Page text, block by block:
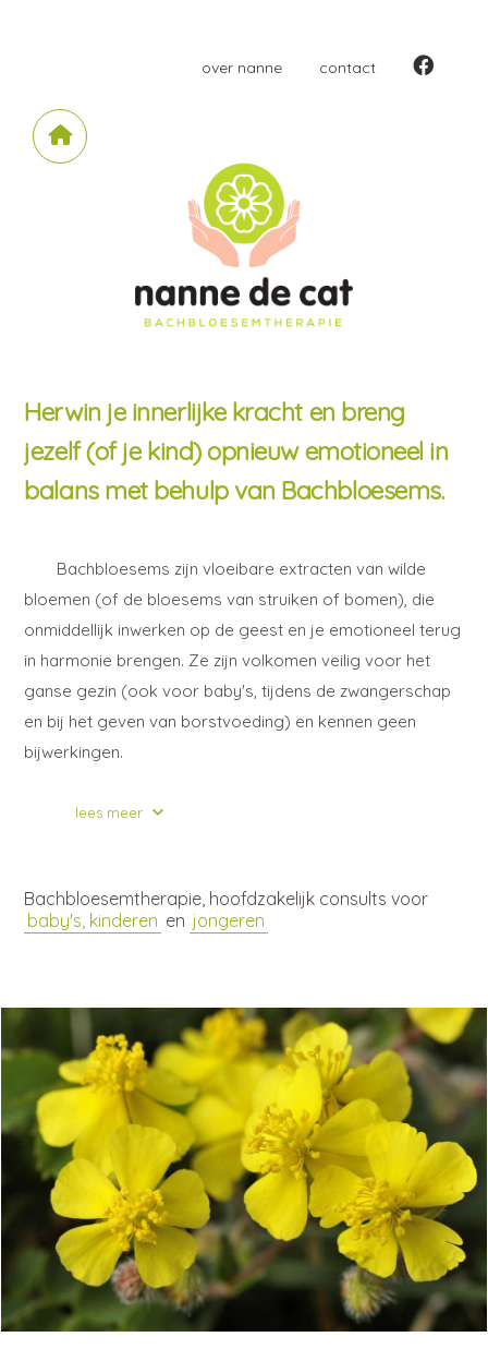
over nanne contact
Herwin je innerlijke kracht en breng
jezelf (of je kind) opnieuw emotioneel in
balans met behulp van Bachbloesems.
Bachbloesems zijn vloeibare extracten van wilde
bloemen (of de bloesems van struiken of bomen), die
onmiddellijk inwerken op de geest en je emotioneel terug
in harmonie brengen. Ze zijn volkomen veilig voor het
ganse gezin (ook voor baby's, tijdens de zwangerschap
en bij het geven van borstvoeding) en kennen geen
bijwerkingen.
lees meer
Bachbloesemtherapie, hoofdzakelijk consults voor
baby's, kinderen en jongeren